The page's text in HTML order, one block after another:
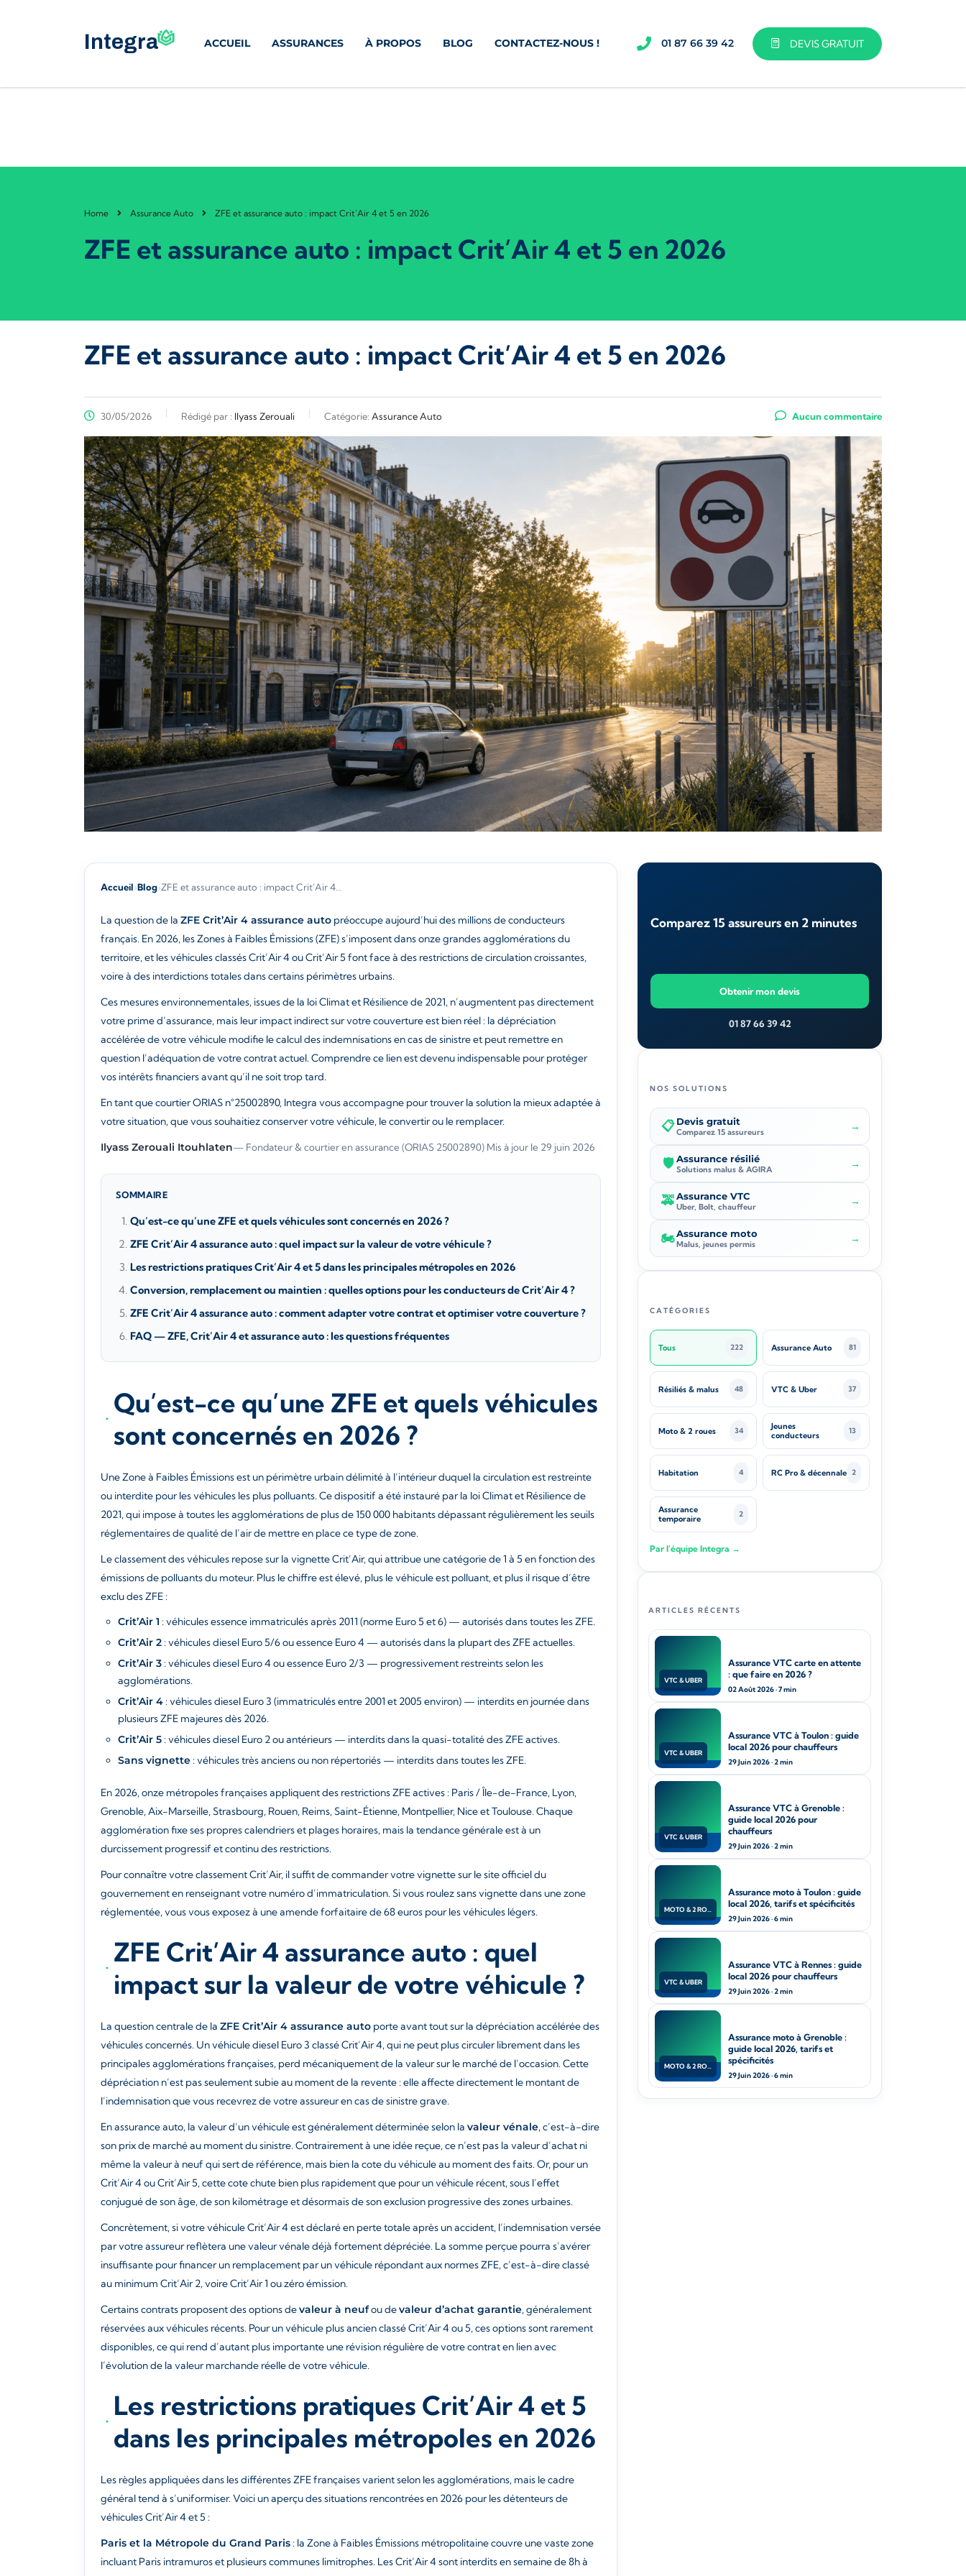
ACCUEIL ASSURANCES À PROPOS BLOG CONTACTEZ-NOUS ! 01 87 66 39 42 DEVIS GRATUIT
Home Assurance Auto ZFE et assurance auto : impact Crit’Air 4 et 5 en 2026
ZFE et assurance auto : impact Crit’Air 4 et 5 en 2026
ZFE et assurance auto : impact Crit’Air 4 et 5 en 2026
30/05/2026 Rédigé par : Ilyass Zerouali Catégorie: Assurance Auto Aucun commentaire
Accueil›Blog›ZFE et assurance auto : impact Crit’Air 4…
La question de la ZFE Crit’Air 4 assurance auto préoccupe aujourd’hui des millions de conducteurs
français. En 2026, les Zones à Faibles Émissions (ZFE) s’imposent dans onze grandes agglomérations du
territoire, et les véhicules classés Crit’Air 4 ou Crit’Air 5 font face à des restrictions de circulation croissantes,
voire à des interdictions totales dans certains périmètres urbains.
Ces mesures environnementales, issues de la loi Climat et Résilience de 2021, n’augmentent pas directement
votre prime d’assurance, mais leur impact indirect sur votre couverture est bien réel : la dépréciation
accélérée de votre véhicule modifie le calcul des indemnisations en cas de sinistre et peut remettre en
question l’adéquation de votre contrat actuel. Comprendre ce lien est devenu indispensable pour protéger
vos intérêts financiers avant qu’il ne soit trop tard.
En tant que courtier ORIAS n°25002890, Integra vous accompagne pour trouver la solution la mieux adaptée à
votre situation, que vous souhaitiez conserver votre véhicule, le convertir ou le remplacer.
Ilyass Zerouali Itouhlaten— Fondateur & courtier en assurance (ORIAS 25002890)·Mis à jour le 29 juin 2026
SOMMAIRE
Qu’est-ce qu’une ZFE et quels véhicules sont concernés en 2026 ?
ZFE Crit’Air 4 assurance auto : quel impact sur la valeur de votre véhicule ?
Les restrictions pratiques Crit’Air 4 et 5 dans les principales métropoles en 2026
Conversion, remplacement ou maintien : quelles options pour les conducteurs de Crit’Air 4 ?
ZFE Crit’Air 4 assurance auto : comment adapter votre contrat et optimiser votre couverture ?
FAQ — ZFE, Crit’Air 4 et assurance auto : les questions fréquentes
Qu’est-ce qu’une ZFE et quels véhicules
sont concernés en 2026 ?
Une Zone à Faibles Émissions est un périmètre urbain délimité à l’intérieur duquel la circulation est restreinte
ou interdite pour les véhicules les plus polluants. Ce dispositif a été instauré par la loi Climat et Résilience de
2021, qui impose à toutes les agglomérations de plus de 150 000 habitants dépassant régulièrement les seuils
réglementaires de qualité de l’air de mettre en place ce type de zone.
Le classement des véhicules repose sur la vignette Crit’Air, qui attribue une catégorie de 1 à 5 en fonction des
émissions de polluants du moteur. Plus le chiffre est élevé, plus le véhicule est polluant, et plus il risque d’être
exclu des ZFE :
Crit’Air 1 : véhicules essence immatriculés après 2011 (norme Euro 5 et 6) — autorisés dans toutes les ZFE.
Crit’Air 2 : véhicules diesel Euro 5/6 ou essence Euro 4 — autorisés dans la plupart des ZFE actuelles.
Crit’Air 3 : véhicules diesel Euro 4 ou essence Euro 2/3 — progressivement restreints selon les
agglomérations.
Crit’Air 4 : véhicules diesel Euro 3 (immatriculés entre 2001 et 2005 environ) — interdits en journée dans
plusieurs ZFE majeures dès 2026.
Crit’Air 5 : véhicules diesel Euro 2 ou antérieurs — interdits dans la quasi-totalité des ZFE actives.
Sans vignette : véhicules très anciens ou non répertoriés — interdits dans toutes les ZFE.
En 2026, onze métropoles françaises appliquent des restrictions ZFE actives : Paris / Île-de-France, Lyon,
Grenoble, Aix-Marseille, Strasbourg, Rouen, Reims, Saint-Étienne, Montpellier, Nice et Toulouse. Chaque
agglomération fixe ses propres calendriers et plages horaires, mais la tendance générale est à un
durcissement progressif et continu des restrictions.
Pour connaître votre classement Crit’Air, il suffit de commander votre vignette sur le site officiel du
gouvernement en renseignant votre numéro d’immatriculation. Si vous roulez sans vignette dans une zone
réglementée, vous vous exposez à une amende forfaitaire de 68 euros pour les véhicules légers.
ZFE Crit’Air 4 assurance auto : quel
impact sur la valeur de votre véhicule ?
La question centrale de la ZFE Crit’Air 4 assurance auto porte avant tout sur la dépréciation accélérée des
véhicules concernés. Un véhicule diesel Euro 3 classé Crit’Air 4, qui ne peut plus circuler librement dans les
principales agglomérations françaises, perd mécaniquement de la valeur sur le marché de l’occasion. Cette
dépréciation n’est pas seulement subie au moment de la revente : elle affecte directement le montant de
l’indemnisation que vous recevrez de votre assureur en cas de sinistre grave.
En assurance auto, la valeur d’un véhicule est généralement déterminée selon la valeur vénale, c’est-à-dire
son prix de marché au moment du sinistre. Contrairement à une idée reçue, ce n’est pas la valeur d’achat ni
même la valeur à neuf qui sert de référence, mais bien la cote du véhicule au moment des faits. Or, pour un
Crit’Air 4 ou Crit’Air 5, cette cote chute bien plus rapidement que pour un véhicule récent, sous l’effet
conjugué de son âge, de son kilométrage et désormais de son exclusion progressive des zones urbaines.
Concrètement, si votre véhicule Crit’Air 4 est déclaré en perte totale après un accident, l’indemnisation versée
par votre assureur reflètera une valeur vénale déjà fortement dépréciée. La somme perçue pourra s’avérer
insuffisante pour financer un remplacement par un véhicule répondant aux normes ZFE, c’est-à-dire classé
au minimum Crit’Air 2, voire Crit’Air 1 ou zéro émission.
Certains contrats proposent des options devaleur à neufou devaleur d’achat garantie, généralement
réservées aux véhicules récents. Pour un véhicule plus ancien classé Crit’Air 4 ou 5, ces options sont rarement
disponibles, ce qui rend d’autant plus importante une révision régulière de votre contrat en lien avec
l’évolution de la valeur marchande réelle de votre véhicule.
Les restrictions pratiques Crit’Air 4 et 5
dans les principales métropoles en 2026
Les règles appliquées dans les différentes ZFE françaises varient selon les agglomérations, mais le cadre
général tend à s’uniformiser. Voici un aperçu des situations rencontrées en 2026 pour les détenteurs de
véhicules Crit’Air 4 et 5 :
Paris et la Métropole du Grand Paris : la Zone à Faibles Émissions métropolitaine couvre une vaste zone
incluant Paris intramuros et plusieurs communes limitrophes. Les Crit’Air 4 sont interdits en semaine de 8h à
Comparez 15 assureurs en 2 minutes
Obtenir mon devis
01 87 66 39 42
NOS SOLUTIONS
📋 Devis gratuit
Comparez 15 assureurs →
🛡️ Assurance résilié
Solutions malus & AGIRA →
🚕Assurance VTC
Uber, Bolt, chauffeur →
🏍️Assurance moto
Malus, jeunes permis →
CATÉGORIES
Tous 222 Assurance Auto 81
Résiliés & malus 48 VTC & Uber 37
Moto & 2 roues 34
Jeunes
conducteurs
13
Habitation 4 RC Pro & décennale 2
Assurance
temporaire
2
Par l'équipe Integra →
ARTICLES RÉCENTS
VTC & UBER
Assurance VTC carte en attente
: que faire en 2026 ?
02 Août 2026 · 7 min
VTC & UBER
Assurance VTC à Toulon : guide
local 2026 pour chauffeurs
29 Juin 2026 · 2 min
VTC & UBER
Assurance VTC à Grenoble :
guide local 2026 pour
chauffeurs
29 Juin 2026 · 2 min
Assurance moto à Toulon : guide
local 2026, tarifs et spécificités
29 Juin 2026 · 6 min
VTC & UBER
Assurance VTC à Rennes : guide
local 2026 pour chauffeurs
29 Juin 2026 · 2 min
Assurance moto à Grenoble :
guide local 2026, tarifs et
spécificités
29 Juin 2026 · 6 min